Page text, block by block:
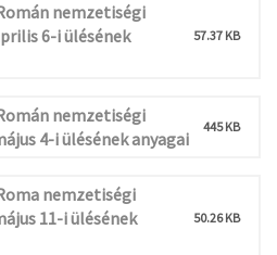
nemzetiségi
6-i ülésének
57.37 KB
nemzetiségi
4-i ülésének anyagai
445 KB
nemzetiségi
11-i ülésének
50.26 KB